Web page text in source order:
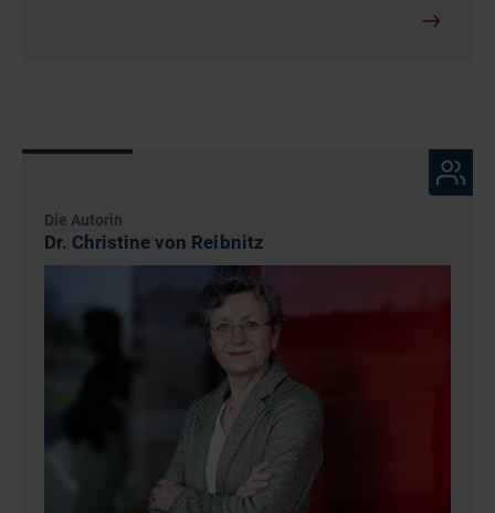
Die Autorin
Dr. Christine von Reibnitz